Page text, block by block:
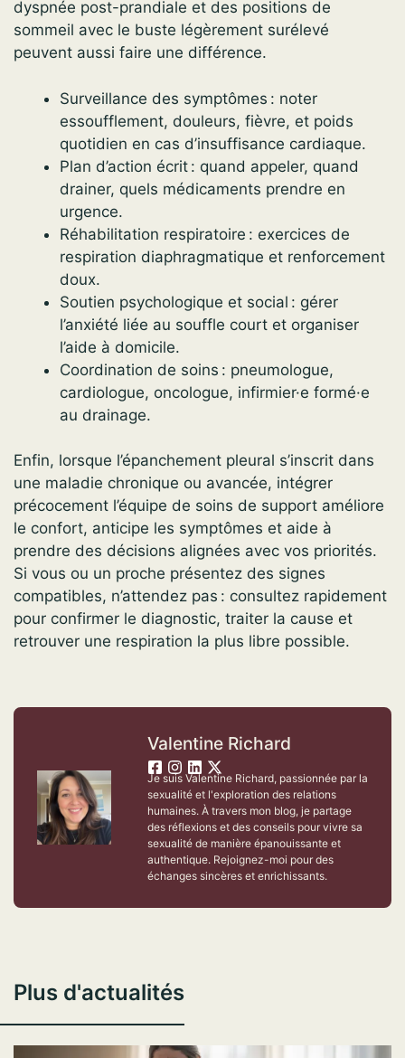
dyspnée post-prandiale et des positions de
sommeil avec le buste légèrement surélevé
peuvent aussi faire une différence.
Surveillance des symptômes : noter
essoufflement, douleurs, fièvre, et poids
quotidien en cas d’insuffisance cardiaque.
Plan d’action écrit : quand appeler, quand
drainer, quels médicaments prendre en
urgence.
Réhabilitation respiratoire : exercices de
respiration diaphragmatique et renforcement
doux.
Soutien psychologique et social : gérer
l’anxiété liée au souffle court et organiser
l’aide à domicile.
Coordination de soins : pneumologue,
cardiologue, oncologue, infirmier·e formé·e
au drainage.
Enfin, lorsque l’épanchement pleural s’inscrit dans
une maladie chronique ou avancée, intégrer
précocement l’équipe de soins de support améliore
le confort, anticipe les symptômes et aide à
prendre des décisions alignées avec vos priorités.
Si vous ou un proche présentez des signes
compatibles, n’attendez pas : consultez rapidement
pour confirmer le diagnostic, traiter la cause et
retrouver une respiration la plus libre possible.
Valentine Richard
Je suis Valentine Richard, passionnée par la
sexualité et l'exploration des relations
humaines. À travers mon blog, je partage
des réflexions et des conseils pour vivre sa
sexualité de manière épanouissante et
authentique. Rejoignez-moi pour des
échanges sincères et enrichissants.
Plus d'actualités